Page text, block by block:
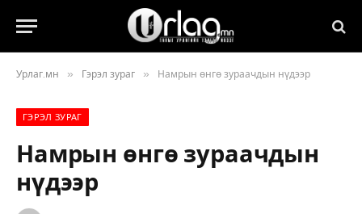
Урлаг.мн » Гэрэл зураг » Намрын өнгө зураачдын нүдээр
ГЭРЭЛ ЗУРАГ
Намрын өнгө зураачдын
нүдээр